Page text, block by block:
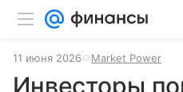
11 июня 2026 Market Power
Инвесторы